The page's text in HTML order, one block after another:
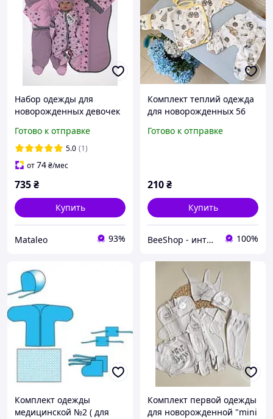
Набор одежды для
новорожденных девочек
предметов
Готово к отправке
5.0 (1)
от74₴/мес
735₴
Купить
Mataleo 93%
Комплект теплий одежда
для новорожденных 56
распашонка шапочка)
Готово к отправке
210₴
Купить
BeeShop - интернет магазин товаров для новорожденных 100%
Комплект одежды
медицинской №2 ( для
Комплект первой одежды
для новорожденной "mini